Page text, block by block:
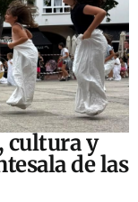
cultura y
de las